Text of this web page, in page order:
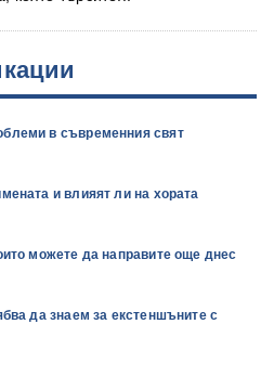
в съвременния свят
и влияят ли на хората
можете да направите още днес
да знаем за екстеншъните с